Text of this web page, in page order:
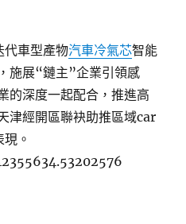
代車型產物汽車冷氣芯智能
施展“鏈主”企業引領感
的深度一起配合，推進高
津經開區聯袂助推區域car
。